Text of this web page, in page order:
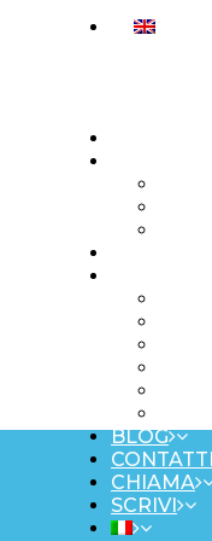
BLOG
CONTATTI
CHIAMA
SCRIVI